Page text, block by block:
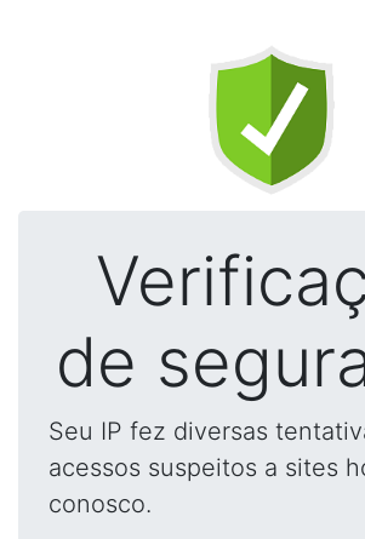
de
Seu IP fez diversas
acessos suspeitos a sites
conosco.